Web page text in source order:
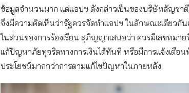
ข้อมูลจำนวนมาก แต่แอปฯ ดังกล่าวเป็นของบริษัทสัญชา
จึงมีความคิดเห็นว่ารัฐควรจัดทำแอปฯ ในลักษณะเดียวกั
ในส่วนของการร้องเรียน สุภิญญาเสนอว่า ควรมีเลขหมาย
แก้ปัญหาภัยทุจริตทางการเงินได้ทันที หรือมีการแจ้งเตือน
ประโยชน์มากกว่าการตามแก้ไขปัญหาในภายหลัง